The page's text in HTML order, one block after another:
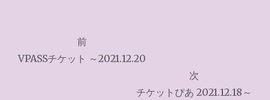
稿
前
VPASSチケット ～2021.12.20
次
チケットぴあ 2021.12.18～